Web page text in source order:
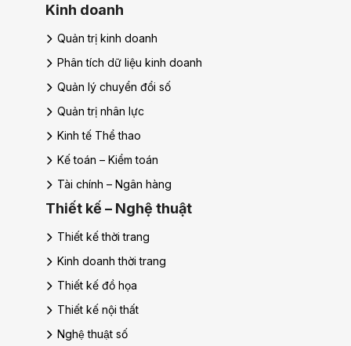
Du lịch – Nhà hàng – Khách sạn
Quản trị dịch vụ du lịch và lữ hành
Quản trị du lịch số
Quản trị khách sạn
Quản trị dịch vụ cao cấp
Quản trị nhà hàng và dịch vụ ăn uống
Quản trị sự kiện
Hoa Sen Elite – Quản trị khách sạn
Hoa Sen Elite – Quản trị nhà hàng
Công nghệ
Công nghệ thông tin
Công nghệ ứng dụng số
Trí tuệ nhân tạo
Doanh nghiệp số và ứng dụng AI